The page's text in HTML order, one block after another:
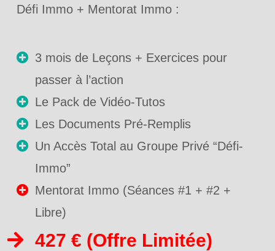
Défi Immo + Mentorat Immo :
3 mois de Leçons + Exercices pour
passer à l’action
Le Pack de Vidéo-Tutos
Les Documents Pré-Remplis
Un Accès Total au Groupe Privé “Défi-
Immo”
Mentorat Immo (Séances #1 + #2 +
Libre)
427 € (Offre Limitée)